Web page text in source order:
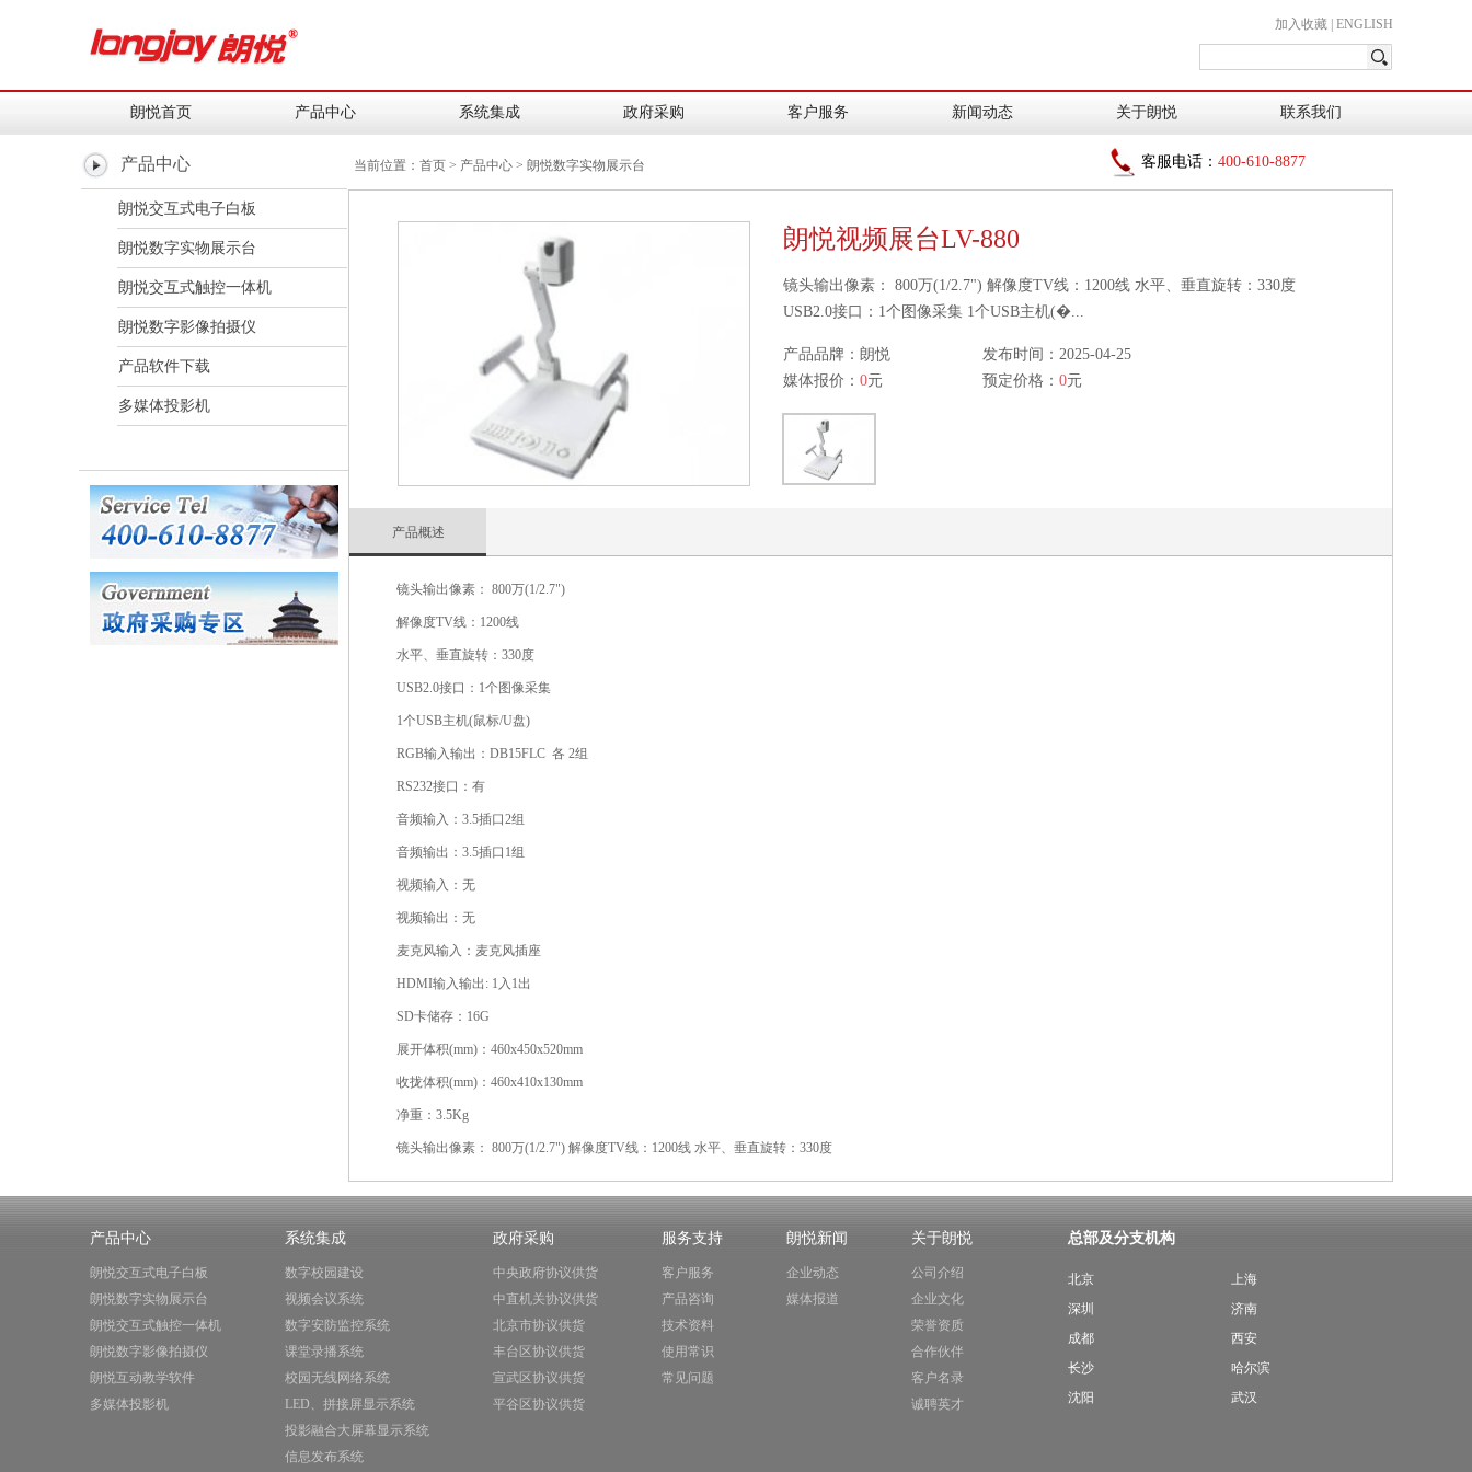
加入收藏 ENGLISH
朗悦首页 产品中心 系统集成 政府采购 客户服务 新闻动态 关于朗悦 联系我们
产品中心
朗悦交互式电子白板
朗悦数字实物展示台
朗悦交互式触控一体机
朗悦数字影像拍摄仪
产品软件下载
多媒体投影机
当前位置： 首页 > 产品中心 > 朗悦数字实物展示台 客服电话： 400-610-8877
朗悦视频展台LV-880
镜头输出像素： 800万(1/2.7") 解像度TV线：1200线 水平、垂直旋转：330度
USB2.0接口：1个图像采集 1个USB主机(�...
产品品牌：朗悦
发布时间：2025-04-25
媒体报价： 0元 预定价格： 0元
产品概述
镜头输出像素： 800万(1/2.7")
解像度TV线：1200线
水平、垂直旋转：330度
USB2.0接口：1个图像采集
1个USB主机(鼠标/U盘)
RGB输入输出：DB15FLC 各 2组
RS232接口：有
音频输入：3.5插口2组
音频输出：3.5插口1组
视频输入：无
视频输出：无
麦克风输入：麦克风插座
HDMI输入输出: 1入1出
SD卡储存：16G
展开体积(mm)：460x450x520mm
收拢体积(mm)：460x410x130mm
净重：3.5Kg
镜头输出像素： 800万(1/2.7") 解像度TV线：1200线 水平、垂直旋转：330度
产品中心
朗悦交互式电子白板
朗悦数字实物展示台
朗悦交互式触控一体机
朗悦数字影像拍摄仪
朗悦互动教学软件
多媒体投影机
系统集成
数字校园建设
视频会议系统
数字安防监控系统
课堂录播系统
校园无线网络系统
LED、拼接屏显示系统
投影融合大屏幕显示系统
信息发布系统
政府采购
中央政府协议供货
中直机关协议供货
北京市协议供货
丰台区协议供货
宣武区协议供货
平谷区协议供货
服务支持
客户服务
产品咨询
技术资料
使用常识
常见问题
朗悦新闻
企业动态
媒体报道
关于朗悦
公司介绍
企业文化
荣誉资质
合作伙伴
客户名录
诚聘英才
总部及分支机构
北京
上海
深圳
济南
成都
西安
长沙
哈尔滨
沈阳
武汉